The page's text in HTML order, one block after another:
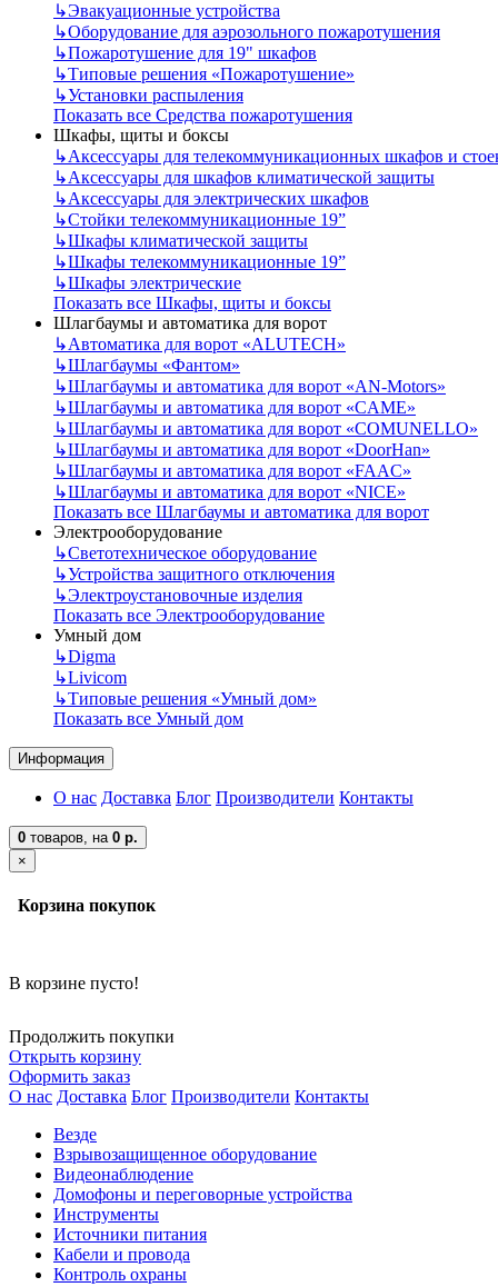
↳Эвакуационные устройства
↳Оборудование для аэрозольного пожаротушения
↳Пожаротушение для 19" шкафов
↳Типовые решения «Пожаротушение»
↳Установки распыления
Показать все Средства пожаротушения
Шкафы, щиты и боксы
↳Аксессуары для телекоммуникационных шкафов и
↳Аксессуары для шкафов климатической защиты
↳Аксессуары для электрических шкафов
↳Стойки телекоммуникационные 19”
↳Шкафы климатической защиты
↳Шкафы телекоммуникационные 19”
↳Шкафы электрические
Показать все Шкафы, щиты и боксы
Шлагбаумы и автоматика для ворот
↳Автоматика для ворот «ALUTECH»
↳Шлагбаумы «Фантом»
↳Шлагбаумы и автоматика для ворот «AN-Motors»
↳Шлагбаумы и автоматика для ворот «CAME»
↳Шлагбаумы и автоматика для ворот «COMUNELLO»
↳Шлагбаумы и автоматика для ворот «DoorHan»
↳Шлагбаумы и автоматика для ворот «FAAC»
↳Шлагбаумы и автоматика для ворот «NICE»
Показать все Шлагбаумы и автоматика для ворот
Электрооборудование
↳Светотехническое оборудование
↳Устройства защитного отключения
↳Электроустановочные изделия
Показать все Электрооборудование
Умный дом
↳Digma
↳Livicom
↳Типовые решения «Умный дом»
Показать все Умный дом
Информация
О нас Доставка Блог Производители Контакты
0 товаров, на 0 р.
×
Корзина покупок
В корзине пусто!
Продолжить покупки
Открыть корзину
Оформить заказ
О нас Доставка Блог Производители Контакты
Везде
Взрывозащищенное оборудование
Видеонаблюдение
Домофоны и переговорные устройства
Инструменты
Источники питания
Кабели и провода
Контроль охраны